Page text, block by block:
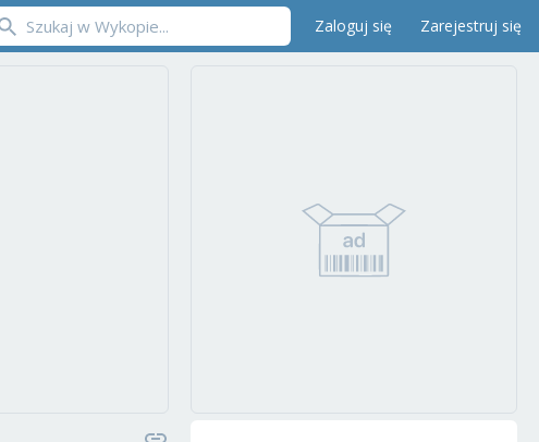
Zaloguj się Zarejestruj się